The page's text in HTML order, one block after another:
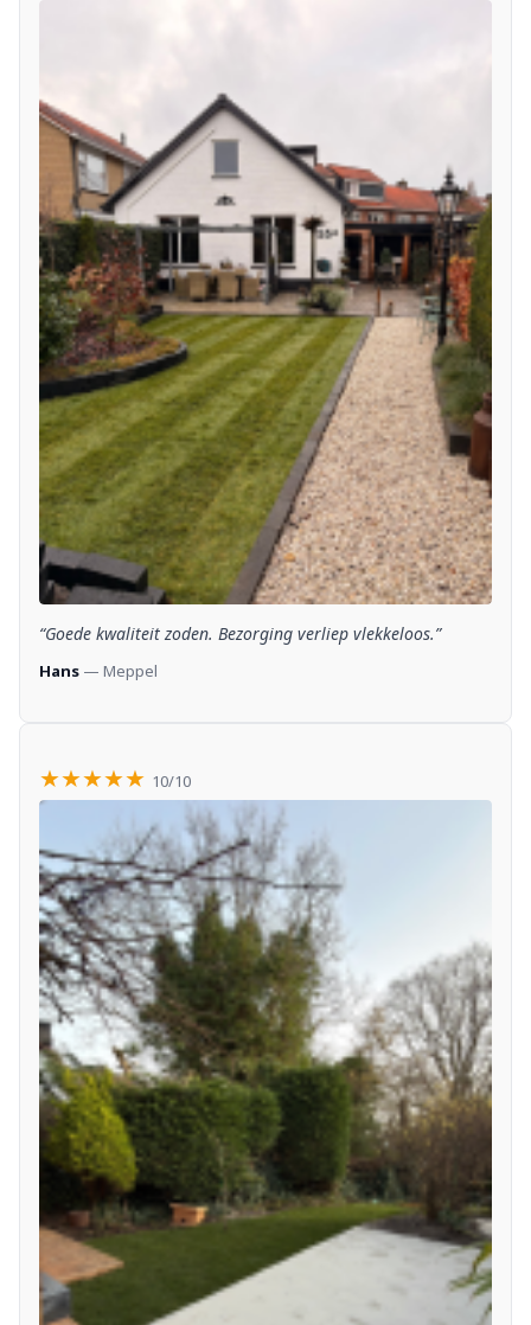
“Goede kwaliteit zoden. Bezorging verliep vlekkeloos.”
Hans — Meppel
★★★★★ 10/10